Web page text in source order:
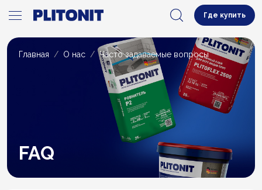
Где купить
Главная О нас Часто задаваемые вопросы
FAQ